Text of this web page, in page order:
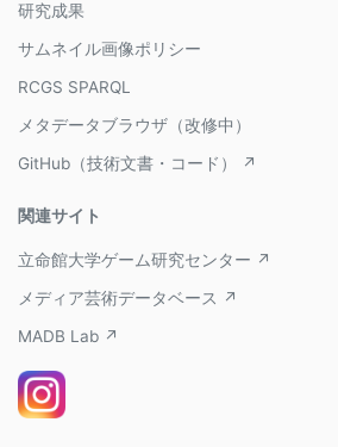
研究成果
サムネイル画像ポリシー
RCGS SPARQL
メタデータブラウザ（改修中）
GitHub（技術文書・コード） ↗
関連サイト
立命館大学ゲーム研究センター ↗
メディア芸術データベース ↗
MADB Lab ↗